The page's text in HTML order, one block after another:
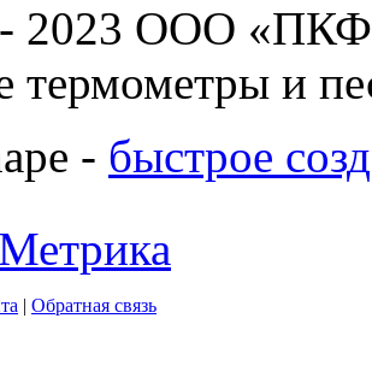
2023 ООО «ПКФ
термометры и
- быстрое
| Обратная связь